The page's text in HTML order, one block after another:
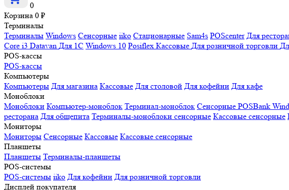
0
Корзина 0 ₽
Терминалы
Терминалы Windows Сенсорные iiko Стационарные Sam4s POScenter Для
Core i3 Datavan Для 1С Windows 10 Posiflex Кассовые Для розничной торговли
POS-кассы
POS-кассы
Компьютеры
Компьютеры Для магазина Кассовые Для столовой Для кофейни Для кафе
Моноблоки
Моноблоки Компьютер-моноблок Терминал-моноблок Сенсорные POSBank
ресторана Для общепита Терминалы-моноблоки сенсорные Кассовые сенсорные
Мониторы
Мониторы Сенсорные Кассовые Кассовые сенсорные
Планшеты
Планшеты Терминалы-планшеты
POS-системы
POS-системы iiko Для кофейни Для розничной торговли
Дисплей покупателя